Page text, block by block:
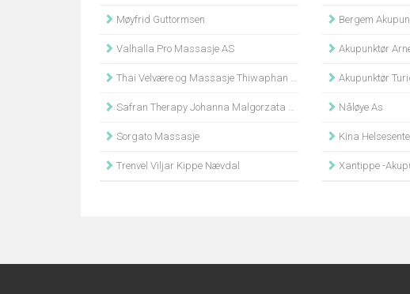
Møyfrid Guttormsen
Valhalla Pro Massasje AS
Thai Velvære og Massasje Thiwaphan Khotsakueng
Safran Therapy Johanna Malgorzata Szafran
Sorgato Massasje
Trenvel Viljar Kippe Nævdal
Bergem
Akupunktør
Akupunktør
Nåløye As
Kina
Xantippe -